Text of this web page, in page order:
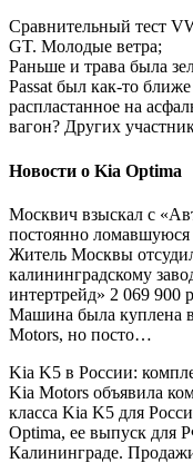
Сравнительный тест
GT. Молодые ветра;
Раньше и трава была
Passat был как-то
распластанное на
вагон? Других
Новости о Kia Optima
Москвич взыскал с
постоянно
Житель Москвы
калининградскому
интертрейд» 2 069 900
Машина была куплена
Motors, но посто…
Kia K5 в России:
Kia Motors объявила
класса Kia K5 для
Optima, ее выпуск для
Калининграде.